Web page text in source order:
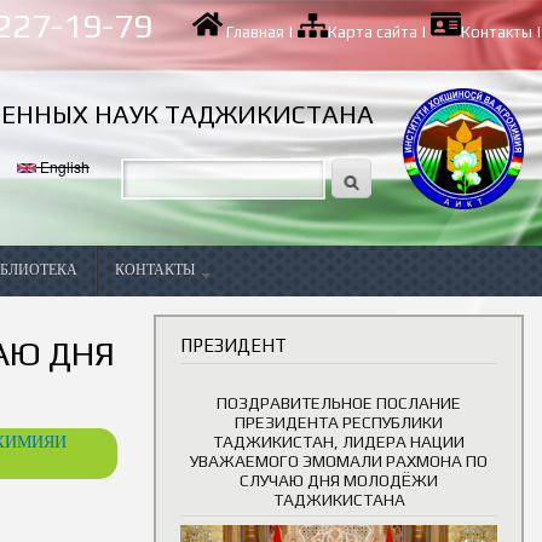
227-19-79 Главная | Карта сайта | Контакты|
НАУК ТАДЖИКИСТАНА
English
КОНТАКТЫ
ДНЯ
ПРЕЗИДЕНТ
ПОЗДРАВИТЕЛЬНОЕ ПОСЛАНИЕ
ПРЕЗИДЕНТА РЕСПУБЛИКИ
ТАДЖИКИСТАН, ЛИДЕРА НАЦИИ
УВАЖАЕМОГО ЭМОМАЛИ РАХМОНА ПО
СЛУЧАЮ ДНЯ МОЛОДЁЖИ
ТАДЖИКИСТАНА